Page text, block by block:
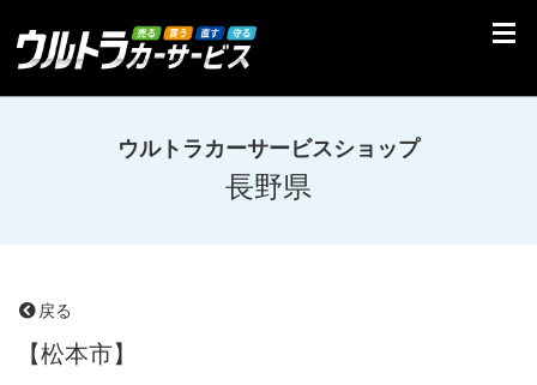
ウルトラカーサービスショップ
長野県
戻る
【松本市】